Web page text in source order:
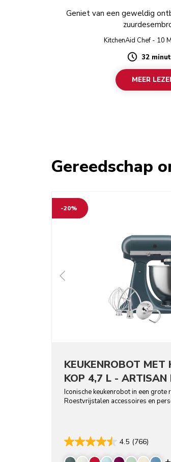
Geniet van een geweldig
KitchenAid Chef - 10
Duration
32
MEER
Gereedschap
-20%
KEUKENROBOT MET
KOP 4,7 L - ARTISAN
Iconische keukenrobot in een grote
Roestvrijstalen accessoires en
4.5 (766)